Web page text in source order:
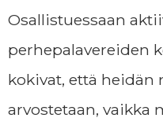
Osallistuessaan
perhepalavereiden
kokivat, että heidän
arvostetaan, vaikka